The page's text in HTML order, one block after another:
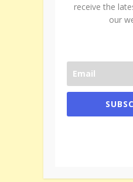
receive the
our